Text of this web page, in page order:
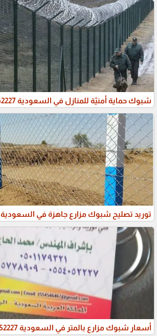
شبوك حماية أمنيّة للمنازل في السعودية 0554052227
توريد تصليح شبوك مزارع جاهزة في السعودية 0554052227
أسعار شبوك مزارع بالمتر في السعودية 0554052227